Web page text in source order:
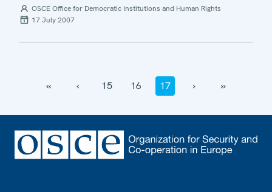
OSCE Office for Democratic Institutions and Human Rights
17 July 2007
‹‹ ‹ 15 16 17 › ››